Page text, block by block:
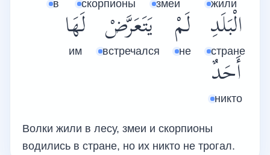
жили
змеи
скорпионы
в
الْبَلَدِ
стране
لَمْ
не
يَتَعَرَّضْ
встречался
لَهَا
им
أَحَدٌ
никто
Волки жили в лесу, змеи и скорпионы
водились в стране, но их никто не трогал.